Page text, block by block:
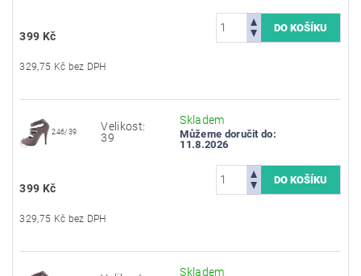
399 Kč
329,75 Kč bez DPH
246/39
Velikost:
39
Skladem
Můžeme doručit do:
11.8.2026
399 Kč
329,75 Kč bez DPH
Skladem